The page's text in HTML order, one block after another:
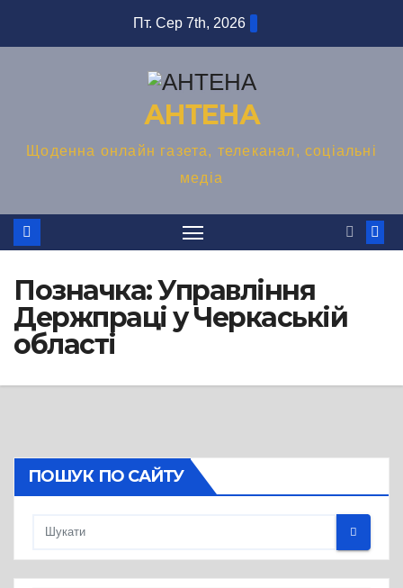
Пт. Сер 7th, 2026
АНТЕНА
Щоденна онлайн газета, телеканал, соціальні
медіа
Позначка:Управління
Держпраці у Черкаській
області
ПОШУК ПО САЙТУ